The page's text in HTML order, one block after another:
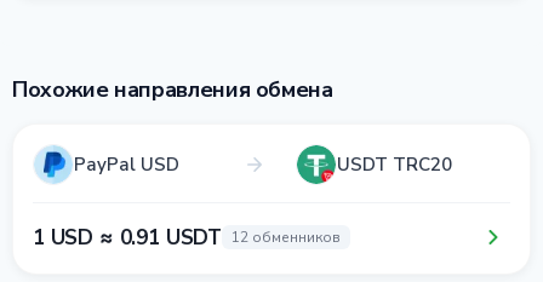
Похожие направления обмена
PayPal USD USDT TRC20
1 USD ≈ 0.91 USDT 12 обменников